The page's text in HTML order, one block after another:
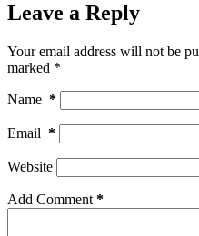
Leave a Reply
Your email address will not be
marked *
Name *
Email *
Website
Add Comment *